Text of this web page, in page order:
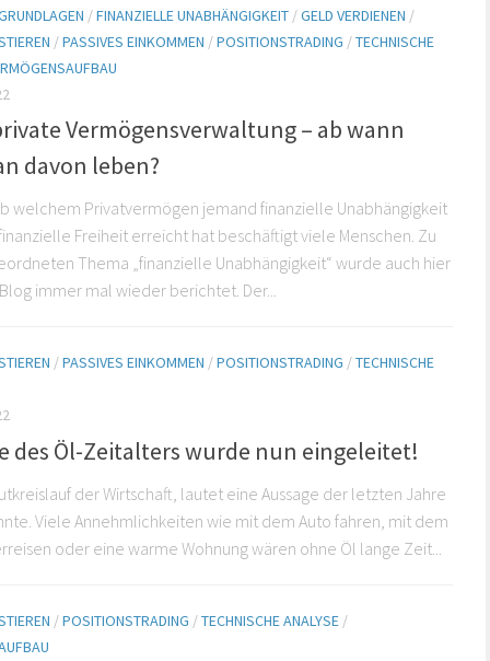
/FINANZIELLE UNABHÄNGIGKEIT /GELD VERDIENEN /
/PASSIVES EINKOMMEN /POSITIONSTRADING /TECHNISCHE
Vermögensverwaltung – ab wann
davon leben?
welchem Privatvermögen jemand finanzielle Unabhängigkeit
Freiheit erreicht hat beschäftigt viele Menschen. Zu
Thema „finanzielle Unabhängigkeit“ wurde auch hier
immer mal wieder berichtet. Der...
/PASSIVES EINKOMMEN /POSITIONSTRADING /TECHNISCHE
des Öl-Zeitalters wurde nun eingeleitet!
der Wirtschaft, lautet eine Aussage der letzten Jahre
Viele Annehmlichkeiten wie mit dem Auto fahren, mit dem
oder eine warme Wohnung wären ohne Öl lange Zeit...
/POSITIONSTRADING /TECHNISCHE ANALYSE /